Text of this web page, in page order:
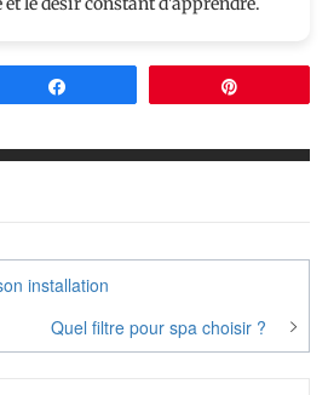
installation
Quel filtre pour spa choisir ?